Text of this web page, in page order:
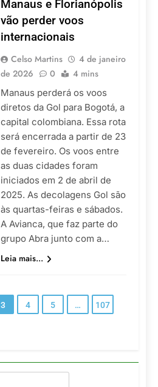
Manaus e Florianópolis
vão perder voos
internacionais
Celso Martins
4 de janeiro
de 2026
0 4 mins
Manaus perderá os voos
diretos da Gol para Bogotá, a
capital colombiana. Essa rota
será encerrada a partir de 23
de fevereiro. Os voos entre
as duas cidades foram
iniciados em 2 de abril de
2025. As decolagens Gol são
às quartas-feiras e sábados.
A Avianca, que faz parte do
grupo Abra junto com a…
Leia mais...
3 4 5 … 107